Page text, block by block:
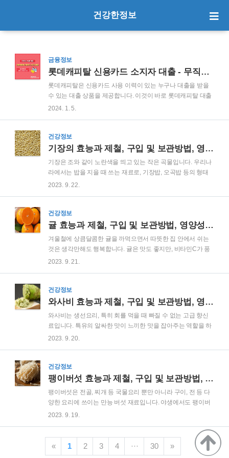
건강한정보
금융정보
롯데캐피탈 신용카드 소지자 대출 - 무직자도 가능한 대출!
롯데캐피탈은 신용카드 사용 이력이 있는 누구나 대출을 받을
수 있는 대출 상품을 제공합니다. 이것이 바로 롯데캐피탈 대출
의 큰 매력 중 하나입니다. 심지어 소득이 없는 무직자에게도 가
뷰를 자세하게 살펴보겠습니다. 롯데캐피탈 신용카드 소지자
대출, 무직자에게도 열려 있습니다. 1. 롯데캐피탈 신용카드 소
는 누구나 신청할 수 있습니다. 그러나 부동산이나 개인 재산을
소유한 것을 증명할 수 있다면 담보 없이도 더 좋은 조건으로 대
출을 받을 수 있습니다. 대출 한도와 이자율 대출 한도는 최소 3
백만원에서 최대 6천만원까지 가능..
2024. 1. 5.
건강정보
기장의 효능과 제철, 구입 및 보관방법, 영양성분과 부작용 정리
기장은 조와 같이 노란색을 띄고 있는 작은 곡물입니다. 우리나
라에서는 밥을 지을 때 쓰는 재료로, 기장밥, 오곡밥 등의 형태
로 섭취하는 방법이 일반적입니다. 최근에는 쌀 소비량이 줄어
다. 그럼 기장의 효능부터 영양성분까지 한번에 확인해보겠습
니다. 기장 효능과 제철, 구입 및 보관방법, 영양성분과 부작용
은 지질 단백질과 식이섬유가 풍부하여 혈당 수치를 안정화시
키는데 도움이 됩니다. 이러한 영양성분은 당뇨병 예방과 관리
에 중요한 역할을 합니다. 2) 심장 건강 개선 기장에는 오메가-3
지방산과 인이 들어있습니다. 이 영양..
2023. 9. 22.
건강정보
귤 효능과 제철, 구입 및 보관방법, 영양성분과 부작용 정리
겨울철에 상큼달콤한 귤을 까먹으면서 따뜻한 집 안에서 쉬는
것은 생각만해도 행복합니다. 귤은 맛도 좋지만, 비타민C가 풍
부하여 겨울철 감기예방에도 도움을 주는 고마운 과일입니다.
도 많이 찾고 있습니다. 그럼 귤의 효능부터 영양성분, 부작용까
지 한번에 알아보겠습니다. 귤 효능과 제철, 구입 및 보관방법,
에는 비타민 C가 풍부하게 들어있습니다. 비타민 C는 면역력을
높이는 데 큰 역할을 하는데요. 백혈구의 활동을 촉진시켜, 감기
와 같은 질병에 대한 저항력을 높여줍니다. 2) 피부 건강 개선 비
타민 C는 콜라겐 생산에도 ..
2023. 9. 21.
건강정보
와사비 효능과 제철, 구입 및 보관방법, 영양성분과 부작용 정리
와사비는 생선요리, 특히 회를 먹을 때 빠질 수 없는 고급 향신
료입니다. 특유의 알싸한 맛이 느끼한 맛을 잡아주는 역할을 하
는데요. 그렇기 때문에 이제는 생선요리를 넘어 다양한 요리에
요. 그러나 둘은 다른 식물로, 와사비는 한글로 '참와사비'라고
명명하는 것이 옳습니다. 이런 혼용 때문에 와사비와 비슷한 맛
이스트 형태를 파는 것이 논란이 되기도 했습니다. 요즘은 소비
자들도 이런 사실을 다 알기 때문에, 생와사비를 팔 때 '순수 생
와사비가 몇프로 들어갔다.'는 것을 제조사에서 먼저 강조하고
알리는 추세입니다. 그럼 와사비의 효능..
2023. 9. 20.
건강정보
팽이버섯 효능과 제철, 구입 및 보관방법, 영양성분과 부작용 정리
팽이버섯은 전골, 찌개 등 국물요리 뿐만 아니라 구이, 전 등 다
양한 요리에 쓰이는 만능 버섯 재료입니다. 야생에서도 팽이버
섯을 구할 수 있지만, 우리가 알고 있는 하얗고 가느다란 팽이버
은하게 퍼져나오는 단맛으로 우리의 밥상을 풍요롭게 해주는
팽이버섯! 그럼 팽이버섯의 효능부터 영양성분, 부작용까지 하
나하나 알아보겠습니다. 팽이버섯 효능과 제철, 구입 및 보관방
2023. 9. 19.
« 1 2 3 4 ··· 30 »